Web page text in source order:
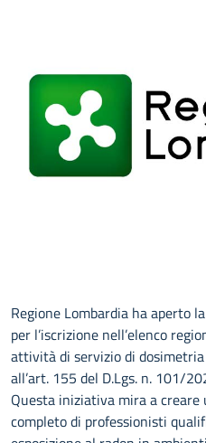
Regione Lombardia ha aperto
per l’iscrizione nell’elenco
attività di servizio di
all’art. 155 del D.Lgs. n. 101/
Questa iniziativa mira a creare
completo di professionisti